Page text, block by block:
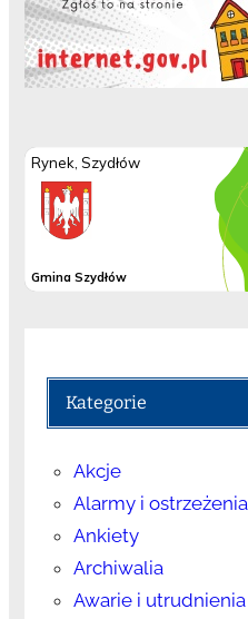
Kategorie
Akcje
Alarmy i ostrzeżenia
Ankiety
Archiwalia
Awarie i utrudnienia